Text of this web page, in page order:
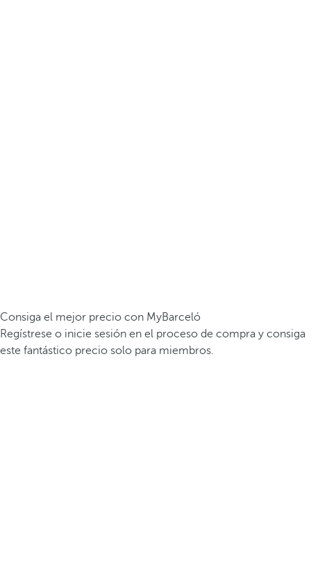
Consiga el mejor precio con MyBarceló
Regístrese o inicie sesión en el proceso de compra y consiga
este fantástico precio solo para miembros.